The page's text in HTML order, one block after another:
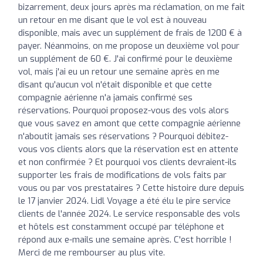
bizarrement, deux jours après ma réclamation, on me fait
un retour en me disant que le vol est à nouveau
disponible, mais avec un supplément de frais de 1200 € à
payer. Néanmoins, on me propose un deuxième vol pour
un supplément de 60 €. J'ai confirmé pour le deuxième
vol, mais j'ai eu un retour une semaine après en me
disant qu'aucun vol n'était disponible et que cette
compagnie aérienne n'a jamais confirmé ses
réservations. Pourquoi proposez-vous des vols alors
que vous savez en amont que cette compagnie aérienne
n'aboutit jamais ses réservations ? Pourquoi débitez-
vous vos clients alors que la réservation est en attente
et non confirmée ? Et pourquoi vos clients devraient-ils
supporter les frais de modifications de vols faits par
vous ou par vos prestataires ? Cette histoire dure depuis
le 17 janvier 2024. Lidl Voyage a été élu le pire service
clients de l'année 2024. Le service responsable des vols
et hôtels est constamment occupé par téléphone et
répond aux e-mails une semaine après. C'est horrible !
Merci de me rembourser au plus vite.